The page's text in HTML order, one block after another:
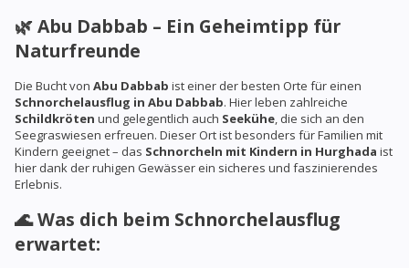
🌿 Abu Dabbab – Ein Geheimtipp für
Naturfreunde
Die Bucht von Abu Dabbab ist einer der besten Orte für einen
Schnorchelausflug in Abu Dabbab. Hier leben zahlreiche
Schildkröten und gelegentlich auch Seekühe, die sich an den
Seegraswiesen erfreuen. Dieser Ort ist besonders für Familien mit
Kindern geeignet – das Schnorcheln mit Kindern in Hurghada ist
hier dank der ruhigen Gewässer ein sicheres und faszinierendes
Erlebnis.
🌊 Was dich beim Schnorchelausflug
erwartet: